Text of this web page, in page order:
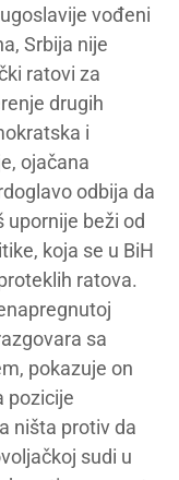
vođeni
Srbija nije
ratovi za
drugih
i
ojačana
odbija da
upornije beži od
koja se u BiH
ratova.
sa
pokazuje on
pozicije
ništa protiv da
sudi u